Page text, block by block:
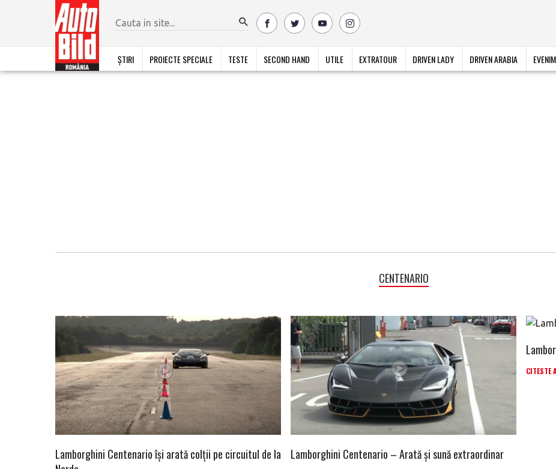
ȘTIRI PROIECTE SPECIALE TESTE SECOND HAND UTILE EXTRATOUR DRIVEN LADY DRIVEN ARABIA
CENTENARIO
Lamborghini Centenario își arată colții pe circuitul de la
Lamborghini Centenario – Arată și sună extraordinar
CITESTE